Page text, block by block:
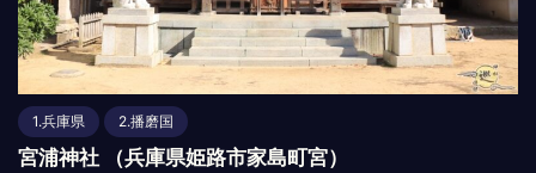
1.兵庫県 2.播磨国
宮浦神社 （兵庫県姫路市家島町宮）